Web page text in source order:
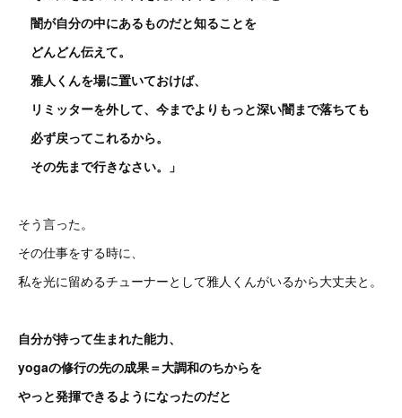
闇が自分の中にあるものだと知ることを
どんどん伝えて。
雅人くんを場に置いておけば、
リミッターを外して、今までよりもっと深い闇まで落ちても
必ず戻ってこれるから。
その先まで行きなさい。」
そう言った。
その仕事をする時に、
私を光に留めるチューナーとして雅人くんがいるから大丈夫と。
自分が持って生まれた能力、
yogaの修行の先の成果＝大調和のちからを
やっと発揮できるようになったのだと